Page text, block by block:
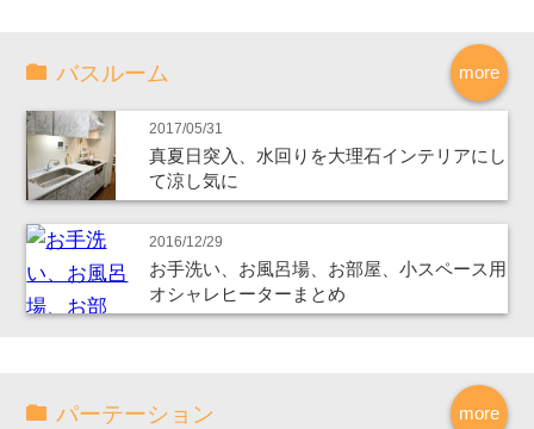
more
バスルーム
2017/05/31
真夏日突入、水回りを大理石インテリアにし
て涼し気に
2016/12/29
お手洗い、お風呂場、お部屋、小スペース用
オシャレヒーターまとめ
more
パーテーション